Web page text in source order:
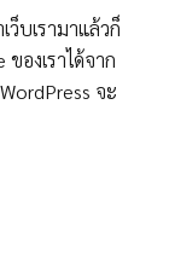
บเรามาแล้วก็
องเราได้จาก
จะ